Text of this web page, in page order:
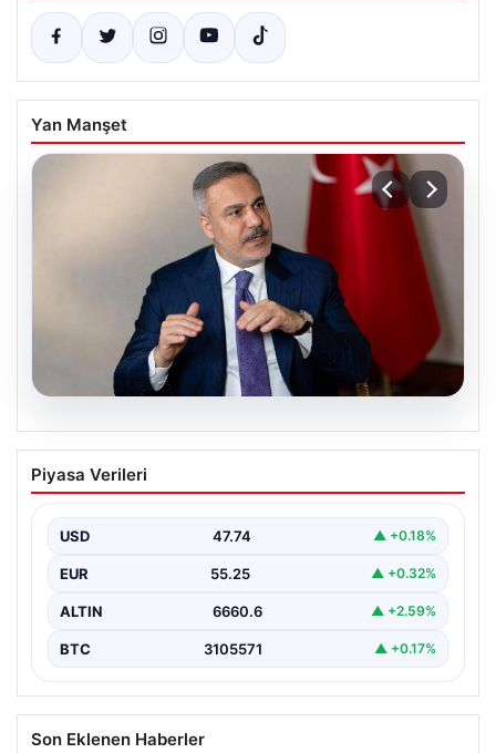
Yan Manşet
Dışişleri Bakanı Hakan Fidan’dan Mekke
Ortak Savunma Anlaşması Açıklaması:
Dışişleri Bakanı Hakan Fidan, Mekke Ortak Savunma
bulundu. Bakan Fidan,…
Piyasa Verileri
USD 47.74 ▲ +0.18%
EUR 55.25 ▲ +0.32%
ALTIN 6660.6 ▲ +2.59%
BTC 3105571 ▲ +0.17%
Son Eklenen Haberler